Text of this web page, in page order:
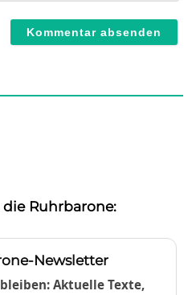
Ruhrbarone:
Newsletter
Aktuelle Texte,